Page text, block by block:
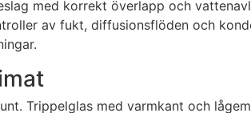
med korrekt överlapp och
av fukt, diffusionsflöden och
Trippelglas med varmkant och